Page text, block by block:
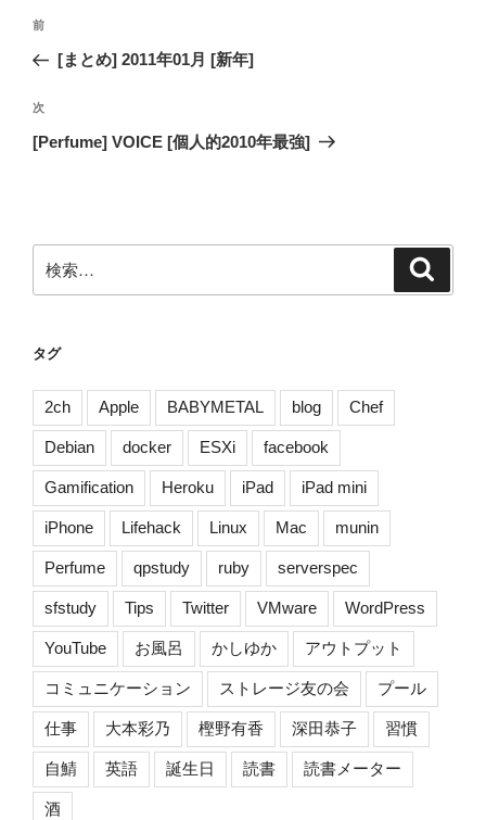
投
ナ
ビ
ゲ
ン
前
の
稿
前
[まとめ] 2011年01月 [新年]
次
の
次
[Perfume] VOICE [個人的2010年最強]
索:
タグ
2ch Apple BABYMETAL blog Chef
Debian docker ESXi facebook
Gamification Heroku iPad iPad mini
iPhone Lifehack Linux Mac munin
Perfume qpstudy ruby serverspec
sfstudy Tips Twitter VMware WordPress
YouTube お風呂 かしゆか アウトプット
コミュニケーション ストレージ友の会 プール
仕事 大本彩乃 樫野有香 深田恭子 習慣
自鯖 英語 誕生日 読書 読書メーター
酒